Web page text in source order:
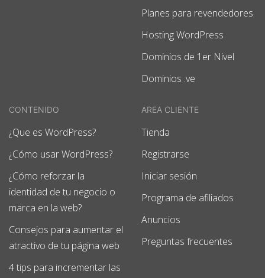
Planes para revendedores
Hosting WordPress
Dominios de 1er Nivel
Dominios .ve
CONTENIDO
¿Que es WordPress?
¿Cómo usar WordPress?
¿Cómo reforzar la
identidad de tu negocio o
marca en la web?
Consejos para aumentar el
atractivo de tu página web
4 tips para incrementar las
AREA CLIENTE
Tienda
Registrarse
Iniciar sesión
Programa de afiliados
Anuncios
Preguntas frecuentes